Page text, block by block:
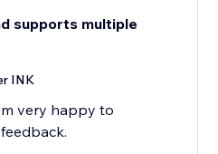
supports multiple
INK
very happy to